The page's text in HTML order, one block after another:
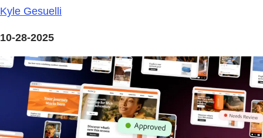
Kyle Gesuelli
10-28-2025